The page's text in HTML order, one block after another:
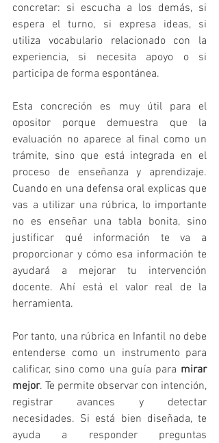
concretar: si escucha a los demás, si
espera el turno, si expresa ideas, si
utiliza vocabulario relacionado con la
experiencia, si necesita apoyo o si
participa de forma espontánea.
Esta concreción es muy útil para el
opositor porque demuestra que la
evaluación no aparece al final como un
trámite, sino que está integrada en el
proceso de enseñanza y aprendizaje.
Cuando en una defensa oral explicas que
vas a utilizar una rúbrica, lo importante
no es enseñar una tabla bonita, sino
justificar qué información te va a
proporcionar y cómo esa información te
ayudará a mejorar tu intervención
docente. Ahí está el valor real de la
herramienta.
Por tanto, una rúbrica en Infantil no debe
entenderse como un instrumento para
calificar, sino como una guía para mirar
mejor. Te permite observar con intención,
registrar avances y detectar
necesidades. Si está bien diseñada, te
ayuda a responder preguntas